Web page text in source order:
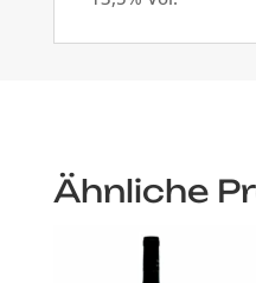
Ähnliche